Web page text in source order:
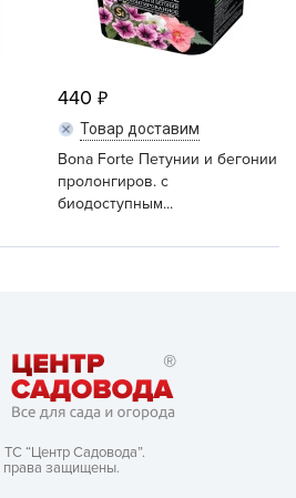
440
Товар доставим
Bona Forte Петунии и бегонии
пролонгиров. с
биодоступным...
“Центр Садовода”.
права защищены.